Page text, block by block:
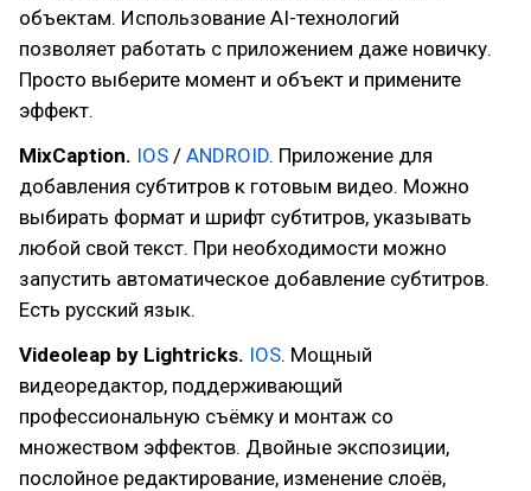
объектам. Использование AI-технологий
позволяет работать с приложением даже новичку.
Просто выберите момент и объект и примените
эффект.
MixCaption. IOS / ANDROID. Приложение для
добавления субтитров к готовым видео. Можно
выбирать формат и шрифт субтитров, указывать
любой свой текст. При необходимости можно
запустить автоматическое добавление субтитров.
Есть русский язык.
Videoleap by Lightricks. IOS. Мощный
видеоредактор, поддерживающий
профессиональную съёмку и монтаж со
множеством эффектов. Двойные экспозиции,
послойное редактирование, изменение слоёв,